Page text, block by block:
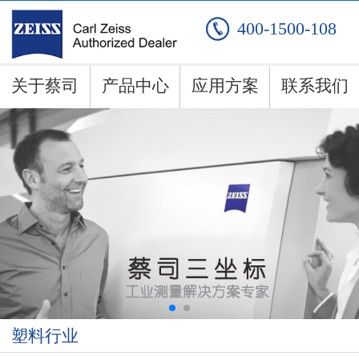
400-1500-108
关于蔡司 产品中心 应用方案 联系我们
塑料行业